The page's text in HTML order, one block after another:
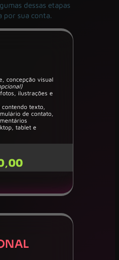
dessas etapas
por sua conta.
concepção visual
ilustrações e
texto,
de contato,
tablet e